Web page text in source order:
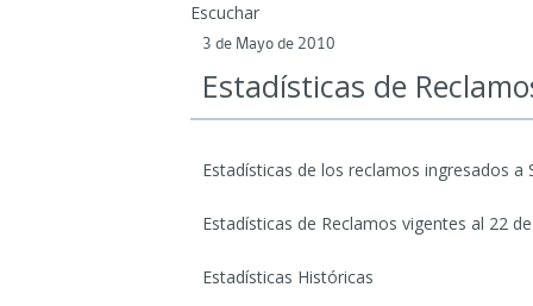
Escuchar
3 de Mayo de 2010
Estadísticas de
Estadísticas de los reclamos ingresados a
Estadísticas de Reclamos vigentes al 22
Estadísticas Históricas